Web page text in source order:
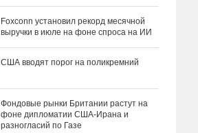
Foxconn установил рекорд месячной
выручки в июле на фоне спроса на ИИ
США вводят порог на поликремний
Фондовые рынки Британии растут на
фоне дипломатии США‑Ирана и
разногласий по Газе